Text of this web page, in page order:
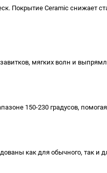
Покрытие Ceramic снижает
мягких волн и
150-230 градусов,
как для обычного, так и